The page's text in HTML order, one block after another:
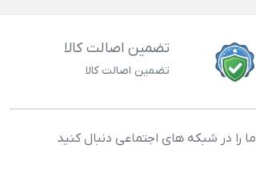
تضمین اصالت کالا
تضمین اصالت کالا
ما را در شبکه های اجتماعی دنبال کنید